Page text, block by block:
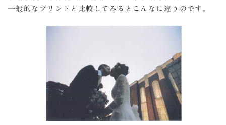
一般的なプリントと比較してみるとこんなに違うのです。